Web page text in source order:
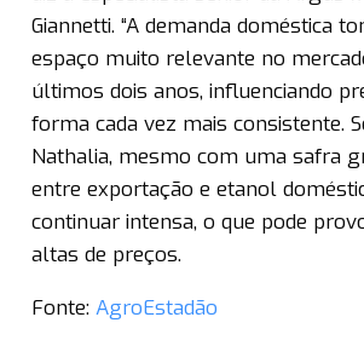
Giannetti. “A demanda doméstica
espaço muito relevante no
últimos dois anos, influenciando
forma cada vez mais consistente.
Nathalia, mesmo com uma safra
entre exportação e etanol
continuar intensa, o que pode
altas de preços.
Fonte: AgroEstadão